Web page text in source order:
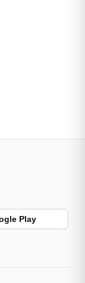
Play